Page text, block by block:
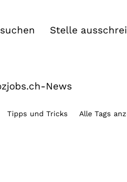
Stelle
News
Tipps und Tricks Alle Tags